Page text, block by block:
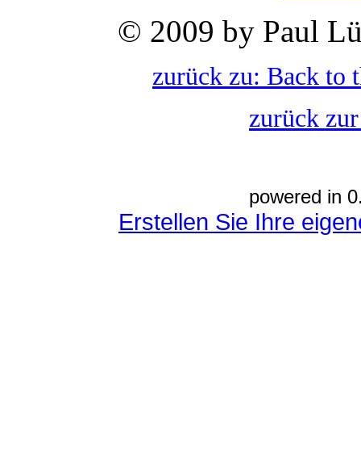
© 2009 by Paul
zurück zu: Back to
zurück
powered in
Erstellen Sie Ihre